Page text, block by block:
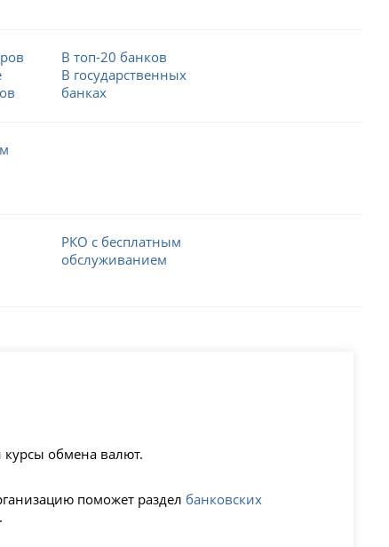
В топ-20 банков
В государственных
банках
РКО с бесплатным
обслуживанием
обмена валют.
поможет раздел банковских